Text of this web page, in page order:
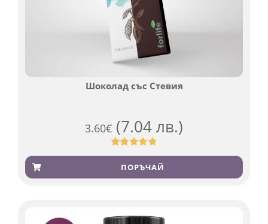
Шоколад със Стевия
3.60€ (7.04 лв.)
Оценен
4.79 от 5,
185
ПОРЪЧАЙ